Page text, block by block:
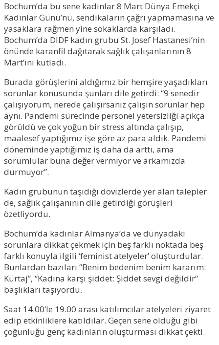
Bochum’da bu sene kadınlar 8 Mart Dünya Emekçi
Kadınlar Günü’nü, sendikaların çağrı yapmamasına ve
yasaklara rağmen yine sokaklarda karşıladı.
Bochum’da DİDF kadın grubu St. Josef Hastanesi’nin
önünde karanfil dağıtarak sağlık çalışanlarının 8
Mart’ını kutladı.
Burada görüşlerini aldığımız bir hemşire yaşadıkları
sorunlar konusunda şunları dile getirdi: “9 senedir
çalışıyorum, nerede çalışırsanız çalışın sorunlar hep
aynı. Pandemi sürecinde personel yetersizliği açıkça
görüldü ve çok yoğun bir stress altında çalışıp,
maalesef yaptığımız işe göre az para aldık. Pandemi
döneminde yaptığımız iş daha da arttı, ama
sorumlular buna değer vermiyor ve arkamızda
durmuyor”.
Kadın grubunun taşıdığı dövizlerde yer alan talepler
de, sağlık çalışanının dile getirdiği görüşleri
özetliyordu.
Bochum’da kadınlar Almanya’da ve dünyadaki
sorunlara dikkat çekmek için beş farklı noktada beş
farklı konuyla ilgili ‘feminist atelyeler’ oluşturdular.
Bunlardan bazıları “Benim bedenim benim kararım:
Kürtaj”, “Kadına karşı şiddet: Şiddet sevgi değildir“
başlıkları taşıyordu.
Saat 14.00‘le 19.00 arası katılımcılar atelyeleri ziyaret
edip etkinliklere katıldılar. Geçen sene olduğu gibi
çoğunluğu genç kadınların oluşturması dikkat çekti.